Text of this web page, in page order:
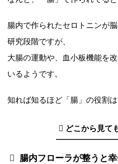
腸内で作られたセロトニンが
研究段階ですが、
大腸の運動や、血小板機能を
いるようです。
知れば知るほど「腸」の役割は
どこから見て
腸内フローラが整うと